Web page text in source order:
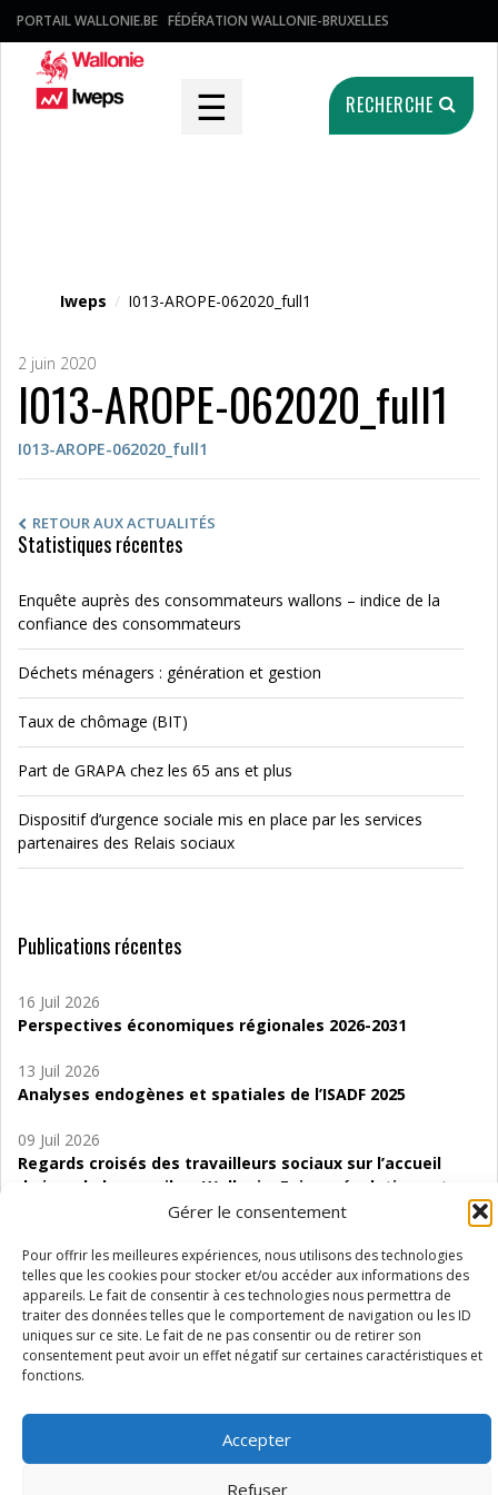
Gérer le consentement
Pour offrir les meilleures expériences, nous utilisons des technologies
telles que les cookies pour stocker et/ou accéder aux informations des
appareils. Le fait de consentir à ces technologies nous permettra de
traiter des données telles que le comportement de navigation ou les ID
uniques sur ce site. Le fait de ne pas consentir ou de retirer son
consentement peut avoir un effet négatif sur certaines caractéristiques et
fonctions.
Accepter
Refuser
PORTAIL WALLONIE.BE FÉDÉRATION WALLONIE-BRUXELLES
☰ RECHERCHE
Iweps / I013-AROPE-062020_full1
2 juin 2020
I013-AROPE-062020_full1
I013-AROPE-062020_full1
RETOUR AUX ACTUALITÉS
Statistiques récentes
Enquête auprès des consommateurs wallons – indice de la
confiance des consommateurs
Déchets ménagers : génération et gestion
Taux de chômage (BIT)
Part de GRAPA chez les 65 ans et plus
Dispositif d’urgence sociale mis en place par les services
partenaires des Relais sociaux
Publications récentes
16 Juil 2026
Perspectives économiques régionales 2026-2031
13 Juil 2026
Analyses endogènes et spatiales de l’ISADF 2025
09 Juil 2026
Regards croisés des travailleurs sociaux sur l’accueil
de jour de bas seuil en Wallonie. Enjeux, évolutions et
06 Juil 2026
Étude d’évaluabilité des Structures
d’accompagnement à l’autocréation d’emploi (SAACE)
01 Juil 2026
Pénurie du personnel infirmier :quels indicateurs
Wallonie ?